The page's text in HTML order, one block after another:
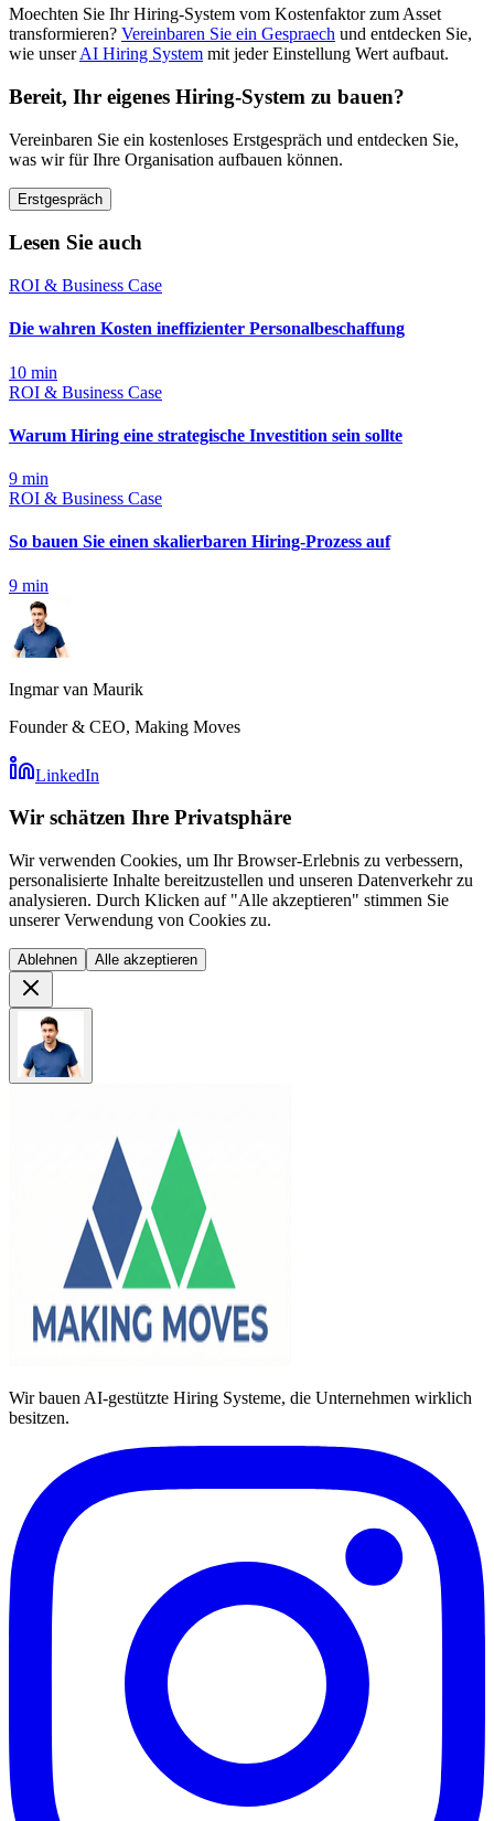
Moechten Sie Ihr Hiring-System vom Kostenfaktor zum Asset
transformieren? Vereinbaren Sie ein Gespraech und entdecken Sie,
wie unserAI Hiring System mit jeder Einstellung Wert aufbaut.
Bereit, Ihr eigenes Hiring-System zu bauen?
Vereinbaren Sie ein kostenloses Erstgespräch und entdecken Sie,
was wir für Ihre Organisation aufbauen können.
Erstgespräch
Lesen Sie auch
ROI & Business Case
Die wahren Kosten ineffizienter Personalbeschaffung
10 min
ROI & Business Case
Warum Hiring eine strategische Investition sein sollte
9 min
ROI & Business Case
So bauen Sie einen skalierbaren Hiring-Prozess auf
9 min
Ingmar van Maurik
Founder & CEO, Making Moves
LinkedIn
Wir schätzen Ihre Privatsphäre
Wir verwenden Cookies, um Ihr Browser-Erlebnis zu verbessern,
personalisierte Inhalte bereitzustellen und unseren Datenverkehr zu
analysieren. Durch Klicken auf "Alle akzeptieren" stimmen Sie
unserer Verwendung von Cookies zu.
Ablehnen Alle akzeptieren
Wir bauen AI-gestützte Hiring Systeme, die Unternehmen wirklich
besitzen.